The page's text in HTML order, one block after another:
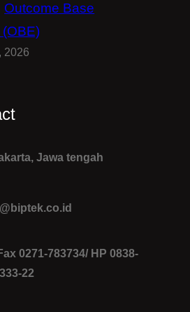
Outcome Base
2026
Jawa tengah
0271-783734/ HP 0838-
22